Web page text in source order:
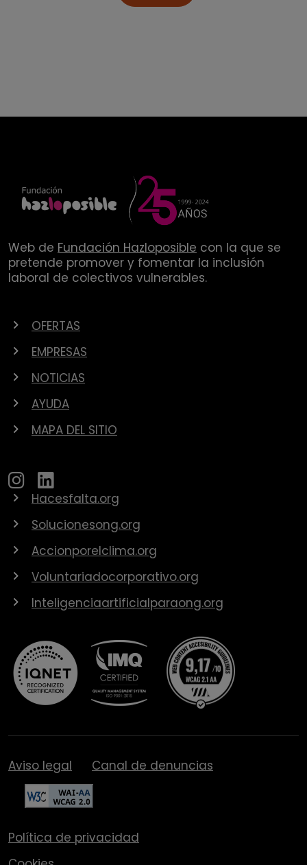
Web de Fundación Hazloposible con la que se
pretende promover y fomentar la inclusión
laboral de colectivos vulnerables.
OFERTAS
EMPRESAS
NOTICIAS
AYUDA
MAPA DEL SITIO
Hacesfalta.org
Solucionesong.org
Accionporelclima.org
Voluntariadocorporativo.org
Inteligenciaartificialparaong.org
Aviso legal Canal de denuncias
Política de privacidad